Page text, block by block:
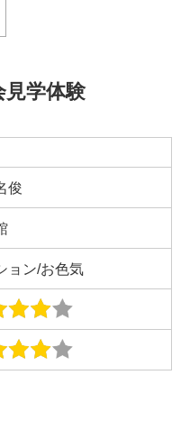
見学体験
俊
ョン/お色気